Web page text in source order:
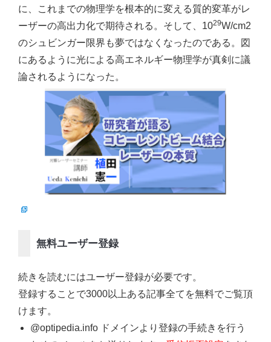
に、これまでの物理学を根本的に変える質的変革がレ
ーザーの高出力化で期待される。そして、1029W/cm2
のシュビンガー限界も夢ではなくなったのである。図
にあるように光による高エネルギー物理学が真剣に議
論されるようになった。
無料ユーザー登録
続きを読むにはユーザー登録が必要です。
登録することで3000以上ある記事全てを無料でご覧頂
けます。
@optipedia.info ドメインより登録の手続きを行う